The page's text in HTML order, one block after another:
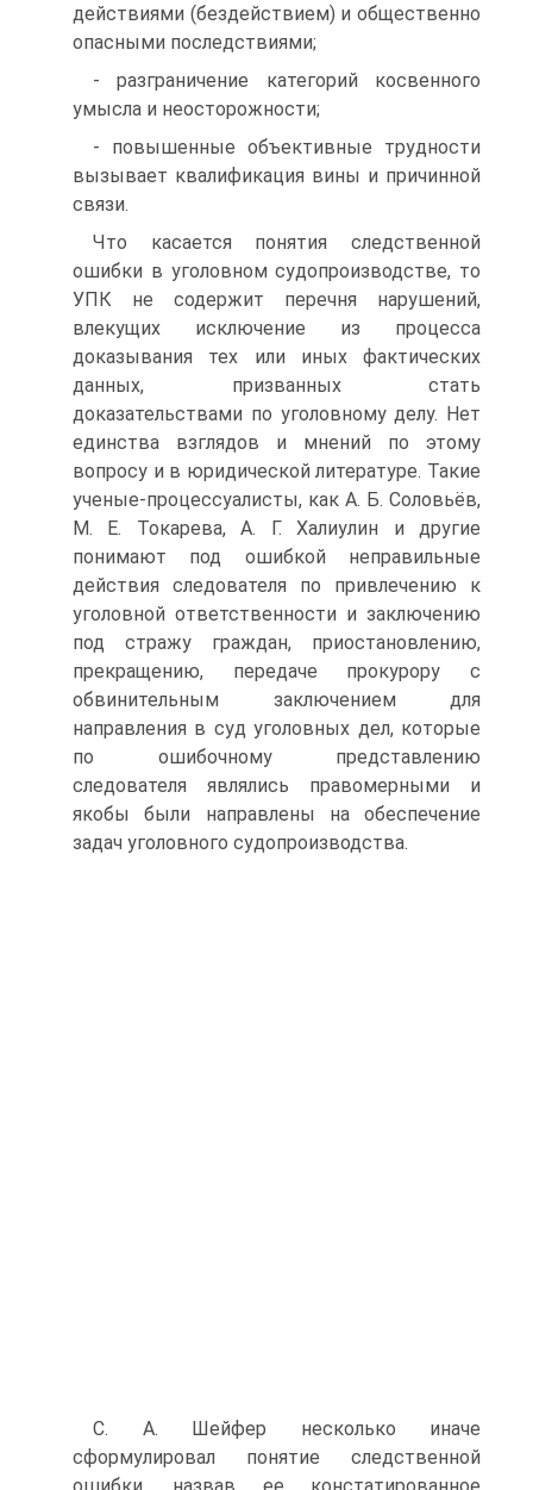
действиями (бездействием) и общественно
опасными последствиями;
- разграничение категорий косвенного
умысла и неосторожности;
- повышенные объективные трудности
вызывает квалификация вины и причинной
связи.
Что касается понятия следственной
ошибки в уголовном судопроизводстве, то
УПК не содержит перечня нарушений,
влекущих исключение из процесса
доказывания тех или иных фактических
данных, призванных стать
доказательствами по уголовному делу. Нет
единства взглядов и мнений по этому
вопросу и в юридической литературе. Такие
ученые-процессуалисты, как А. Б. Соловьёв,
М. Е. Токарева, А. Г. Халиулин и другие
понимают под ошибкой неправильные
действия следователя по привлечению к
уголовной ответственности и заключению
под стражу граждан, приостановлению,
прекращению, передаче прокурору с
обвинительным заключением для
направления в суд уголовных дел, которые
по ошибочному представлению
следователя являлись правомерными и
якобы были направлены на обеспечение
задач уголовного судопроизводства.
С. А. Шейфер несколько иначе
сформулировал понятие следственной
ошибки, назвав ее констатированное